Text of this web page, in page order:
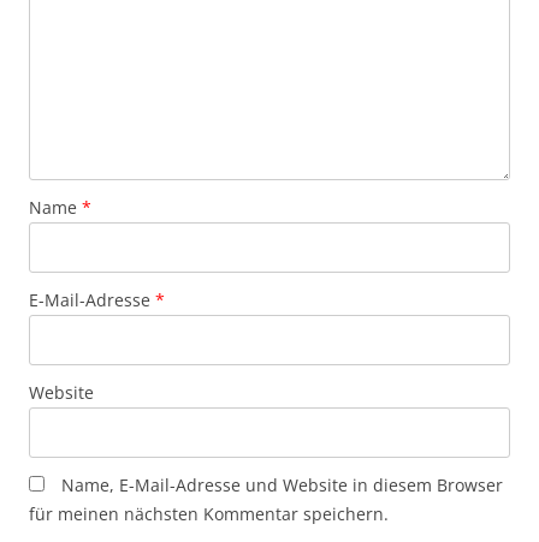
Name *
E-Mail-Adresse *
Website
Name, E-Mail-Adresse und Website in diesem Browser
für meinen nächsten Kommentar speichern.